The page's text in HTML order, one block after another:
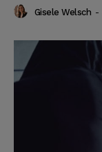
Gisele Welsch -